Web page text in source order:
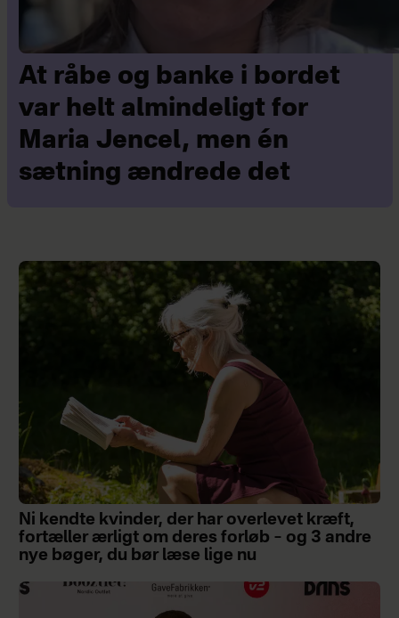
At råbe og banke i bordet
var helt almindeligt for
Maria Jencel, men én
sætning ændrede det
Ni kendte kvinder, der har overlevet kræft,
fortæller ærligt om deres forløb – og 3 andre
nye bøger, du bør læse lige nu